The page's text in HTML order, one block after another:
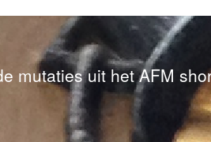
mutaties uit het AFM